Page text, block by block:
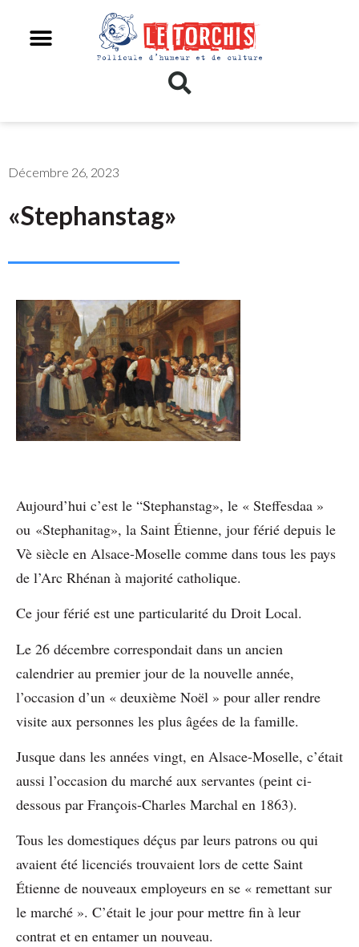
Décembre 26, 2023
«Stephanstag»
Aujourd’hui c’est le “Stephanstag», le « Steffesdaa »
ou «Stephanitag», la Saint Étienne, jour férié depuis le
Vè siècle en Alsace-Moselle comme dans tous les pays
de l’Arc Rhénan à majorité catholique.
Ce jour férié est une particularité du Droit Local.
Le 26 décembre correspondait dans un ancien
calendrier au premier jour de la nouvelle année,
l’occasion d’un « deuxième Noël » pour aller rendre
visite aux personnes les plus âgées de la famille.
Jusque dans les années vingt, en Alsace-Moselle, c’était
aussi l’occasion du marché aux servantes (peint ci-
dessous par François-Charles Marchal en 1863).
Tous les domestiques déçus par leurs patrons ou qui
avaient été licenciés trouvaient lors de cette Saint
Étienne de nouveaux employeurs en se « remettant sur
le marché ». C’était le jour pour mettre fin à leur
contrat et en entamer un nouveau.